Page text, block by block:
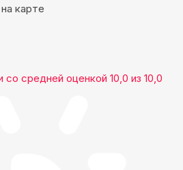
карте
со средней оценкой 10,0 из 10,0